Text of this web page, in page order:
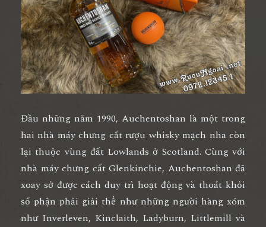
Đầu những năm 1990, Auchentoshan là một trong
hai nhà máy chưng cất rượu whisky mạch nha còn
lại thuộc vùng đất Lowlands ở Scotland. Cùng với
nhà máy chưng cất Glenkinchie, Auchentoshan đã
xoay sở được cách duy trì hoạt động và thoát khỏi
số phận phải giải thể như những người hàng xóm
như Inverleven, Kinclaith, Ladyburn, Littlemill và